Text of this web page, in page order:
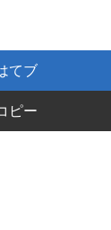
てブ
ピー